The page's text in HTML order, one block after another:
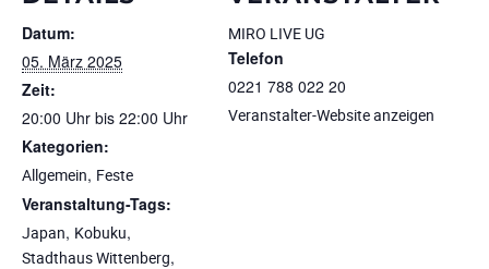
Datum:
05. März 2025
Zeit:
20:00 Uhr bis 22:00 Uhr
Kategorien:
Allgemein, Feste
Veranstaltung-Tags:
Japan, Kobuku,
Stadthaus Wittenberg,
MIRO LIVE UG
Telefon
0221 788 022 20
Veranstalter-Website anzeigen